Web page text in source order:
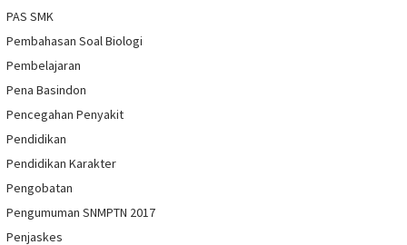
PAS SMK
Pembahasan Soal Biologi
Pembelajaran
Pena Basindon
Pencegahan Penyakit
Pendidikan
Pendidikan Karakter
Pengobatan
Pengumuman SNMPTN 2017
Penjaskes